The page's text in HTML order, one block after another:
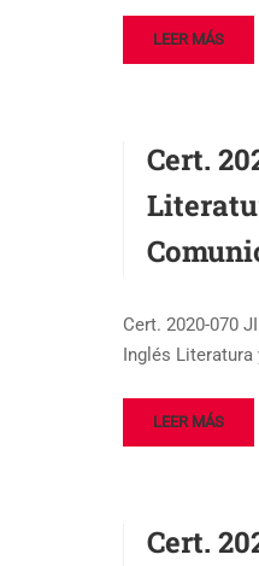
LEER MÁS
Cert.
Cert. 2020-070
Inglés
LEER MÁS
Cert.